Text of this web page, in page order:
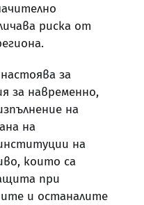
риска от
за
за навременно,
на
на
на
които са
при
и останалите